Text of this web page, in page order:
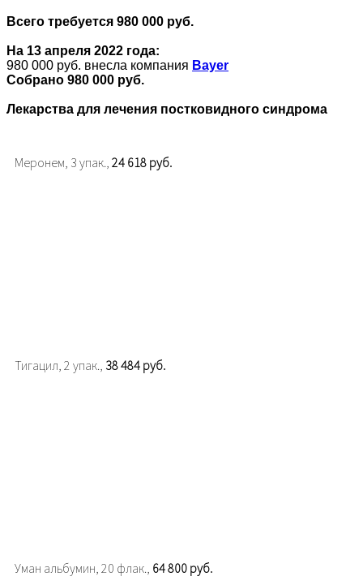
Всего требуется 980 000 руб.
На 13 апреля 2022 года:
980 000 руб. внесла компания Bayer
Собрано 980 000 руб.
Лекарства для лечения постковидного синдрома
Меронем, 3 упак., 24 618 руб.
Тигацил, 2 упак., 38 484 руб.
Уман альбумин, 20 флак., 64 800 руб.